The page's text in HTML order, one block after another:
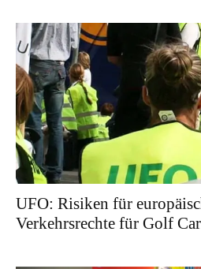
UFO: Risiken für
Verkehrsrechte für Golf